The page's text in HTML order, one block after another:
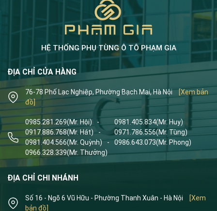
HỆ THỐNG PHỤ TÙNG Ô TÔ PHẠM GIA
ĐỊA CHỈ CỬA HÀNG
76-78 Phố Lạc Nghiệp, Phường Bạch Mai, Hà Nội
[Xem bản
đồ]
0985.281.269(Mr. Hội) - 0981.405.834(Mr. Huy)
0917.886.768(Mr. Hát) - 0971.786.556(Mr. Tùng)
0981.404.566(Mr. Quỳnh) - 0986.643.073(Mr. Phong)
0966.328.339(Mr. Thưởng)
ĐỊA CHỈ CHI NHÁNH
Số 16 - Ngõ 6 Vũ Hữu - Phường Thanh Xuân - Hà Nội
[Xem
bản đồ]